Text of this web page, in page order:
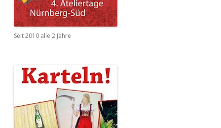
Seit 2010 alle 2 Jahre